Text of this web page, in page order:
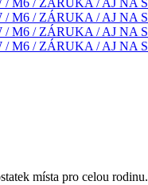
místa pro celou rodinu.